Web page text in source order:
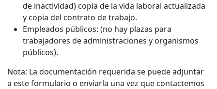
de inactividad) copia de la vida laboral actualizada
y copia del contrato de trabajo.
Empleados públicos: (no hay plazas para
trabajadores de administraciones y organismos
públicos).
Nota: La documentación requerida se puede adjuntar
a este formulario o enviarla una vez que contactemos